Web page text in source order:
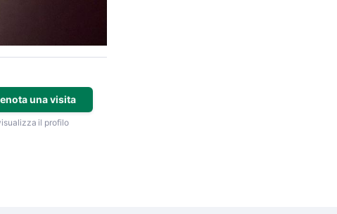
una visita
il profilo